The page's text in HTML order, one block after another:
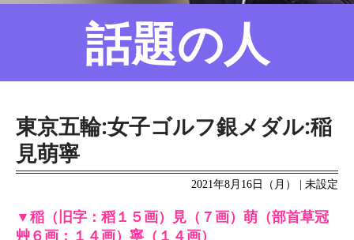
苗字100のルーツ
話題の人
東京五輪:女子ゴルフ銀メダル:稲
見萌寧
2021年8月16日（月） | 未設定
▼稲（旧字：稻１５画）見（７画）萌（部首草冠
艸６画：１４画）寧（１４画）